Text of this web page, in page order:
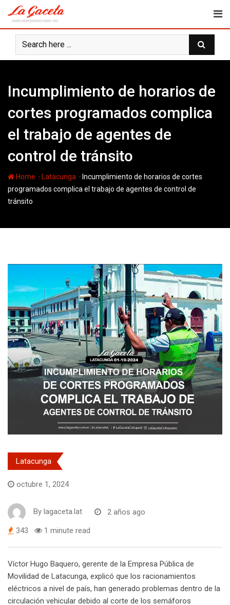
content
Incumplimiento de horarios de
cortes programados complica
el trabajo de agentes de
control de tránsito
Home - Latacunga - Incumplimiento de horarios de cortes
programados complica el trabajo de agentes de control de
tránsito
Latacunga
octubre 1, 2024
By lagaceta.lat 2 años ago
343 1 minute read
Víctor Hugo Baquero, gerente de la Empresa Pública de
Movilidad de Latacunga, explicó que los racionamientos
eléctricos a nivel de país, han generado problemas dentro de la
circulación vehicular debido al corte de los semáforos